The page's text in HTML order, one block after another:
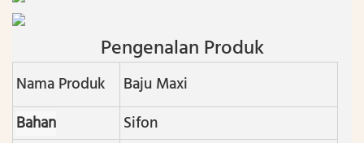
Pengenalan Produk
Nama Produk
Baju Maxi
Bahan
Sifon